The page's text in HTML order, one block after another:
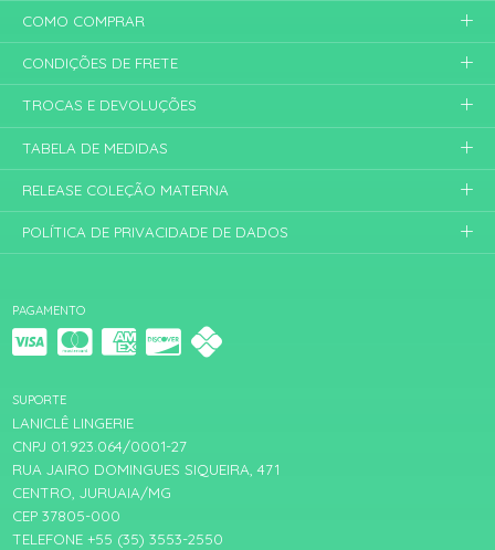
PAGAMENTO
SUPORTE
LANICLÊ LINGERIE
CNPJ 01.923.064/0001-27
RUA JAIRO DOMINGUES SIQUEIRA, 471
CENTRO, JURUAIA/MG
CEP 37805-000
TELEFONE +55 (35) 3553-2550
COMO COMPRAR
CONDIÇÕES DE FRETE
TROCAS E DEVOLUÇÕES
TABELA DE MEDIDAS
RELEASE COLEÇÃO MATERNA
POLÍTICA DE PRIVACIDADE DE DADOS